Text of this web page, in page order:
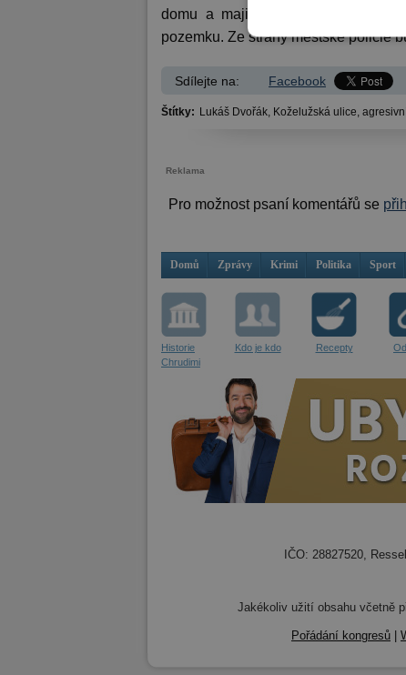
domu a majiteli psů, při které byl
pozemku. Ze strany městské policie
Sdílejte na: Facebook
Štítky: Lukáš Dvořák, Koželužská ulice,
Reklama
Pro možnost psaní komentářů se
Domů Zprávy Krimi Politika Sport
Historie
Chrudimi
Kdo je kdo Recepty
IČO: 28827520,
Jakékoliv užití obsahu včetně
Pořádání kongresů